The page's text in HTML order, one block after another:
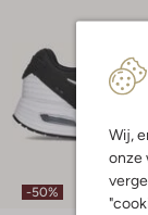
Wij,
onze
-50%